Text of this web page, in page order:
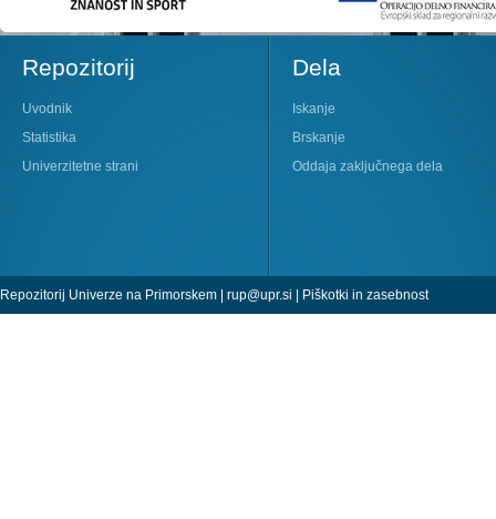
Repozitorij
Uvodnik
Statistika
Univerzitetne strani
Dela
Iskanje
Brskanje
Oddaja zaključnega dela
Repozitorij Univerze na Primorskem | rup@upr.si | Piškotki in zasebnost